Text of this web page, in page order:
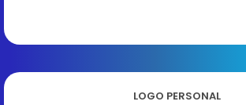
LOGO PERSONAL